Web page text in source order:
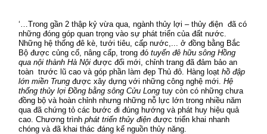
‘…Trong gần 2 thập kỷ vừa qua, ngành thủy lợi – thủy điện đã có
những đóng góp quan trọng vào sự phát triển của đất nước.
Những hệ thống đê kè, tưới tiêu, cấp nước,... ở đồng bằng Bắc
Bộ được củng cố, nâng cấp, trong đó tuyến đê hữu sông Hồng
qua nội thành Hà Nội được đổi mới, chỉnh trang đã đảm bảo an
toàn trước lũ cao và góp phần làm đẹp Thủ đô. Hàng loạt hồ đập
lớn miền Trung được xây dựng với những công nghệ mới. Hệ
thống thủy lợi Đồng bằng sông Cửu Long tuy còn có những chưa
đồng bộ và hoàn chỉnh nhưng những nỗ lực lớn trong nhiều năm
qua đã chứng tỏ các bước đi đúng hướng và phát huy hiệu quả
cao. Chương trình phát triển thủy điện được triển khai nhanh
chóng và đã khai thác đáng kể nguồn thủy năng.